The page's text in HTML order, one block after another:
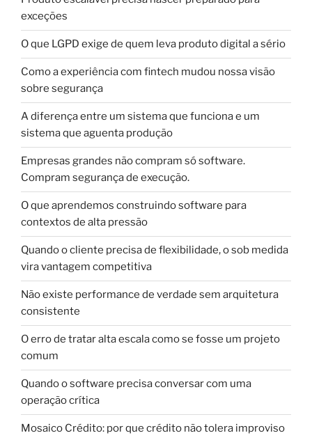
exceções
O que LGPD exige de quem leva produto digital a sério
Como a experiência com fintech mudou nossa visão
sobre segurança
A diferença entre um sistema que funciona e um
sistema que aguenta produção
Empresas grandes não compram só software.
Compram segurança de execução.
O que aprendemos construindo software para
contextos de alta pressão
Quando o cliente precisa de flexibilidade, o sob medida
vira vantagem competitiva
Não existe performance de verdade sem arquitetura
consistente
O erro de tratar alta escala como se fosse um projeto
comum
Quando o software precisa conversar com uma
operação crítica
Mosaico Crédito: por que crédito não tolera improviso